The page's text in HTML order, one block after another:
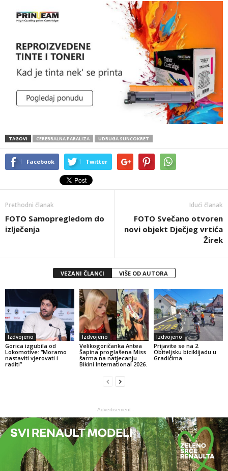
TAGOVI CEREBRALNA PARALIZA UDRUGA SUNCOKRET
Facebook Twitter
Prethodni članak
FOTO Samopregledom do
izlječenja
Idući članak
FOTO Svečano otvoren
novi objekt Dječjeg vrtića
Žirek
VEZANI ČLANCI VIŠE OD AUTORA
Izdvojeno
Gorica izgubila od
Lokomotive: “Moramo
nastaviti vjerovati i
raditi”
Izdvojeno
Velikogoričanka Antea
Šapina proglašena Miss
šarma na natjecanju
Bikini International 2026.
Izdvojeno
Prijavite se na 2.
Obiteljsku biciklijadu u
Gradićima
- Advertisement -